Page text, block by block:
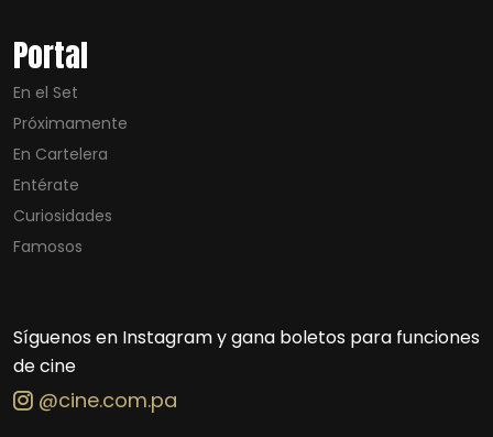
Portal
En el Set
Próximamente
En Cartelera
Entérate
Curiosidades
Famosos
Síguenos en Instagram y gana boletos para funciones
de cine
@cine.com.pa